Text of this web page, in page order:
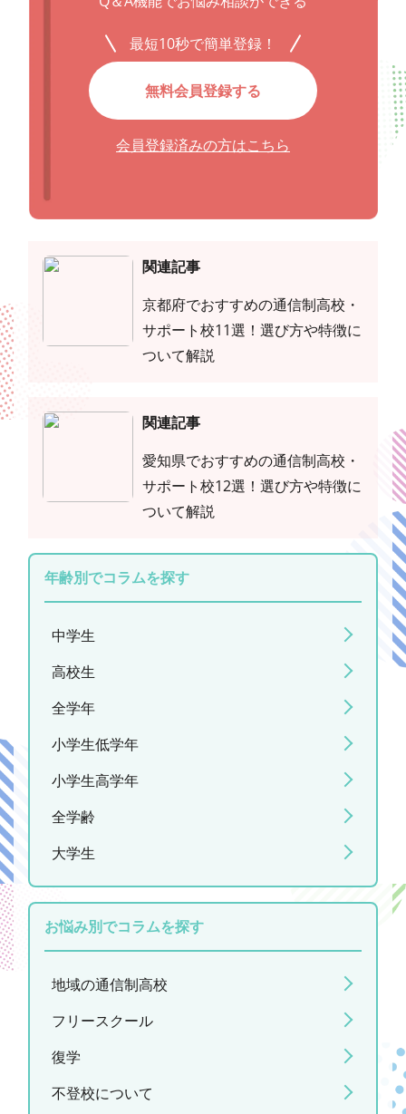
最短10秒で簡単登録！
無料会員登録する
会員登録済みの方はこちら
関連記事
京都府でおすすめの通信制高校・
サポート校11選！選び方や特徴に
ついて解説
関連記事
愛知県でおすすめの通信制高校・
サポート校12選！選び方や特徴に
ついて解説
年齢別でコラムを探す
中学生
高校生
全学年
小学生低学年
小学生高学年
全学齢
大学生
お悩み別でコラムを探す
地域の通信制高校
フリースクール
復学
不登校について